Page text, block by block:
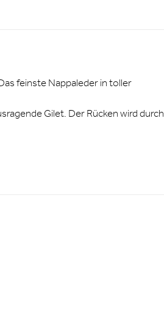
feinste Nappaleder in toller
Gilet. Der Rücken wird durch